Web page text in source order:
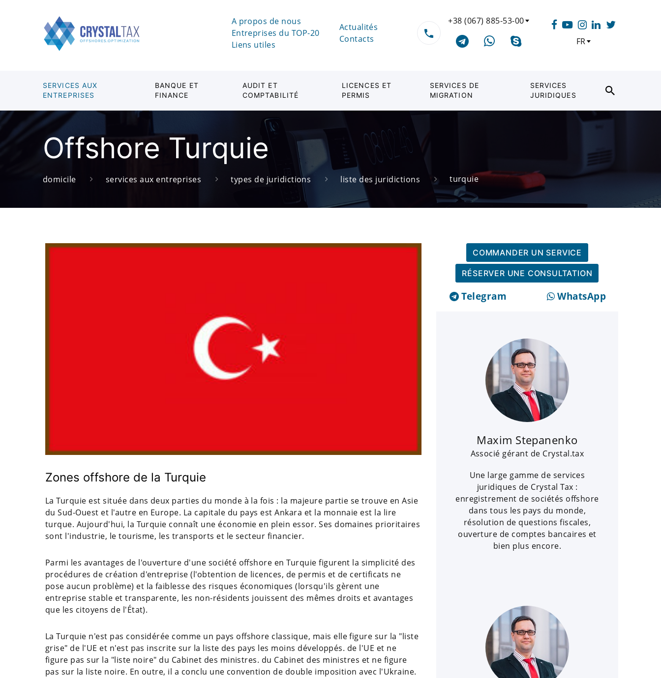
A propos de nous
Entreprises du TOP-20
Liens utiles
Actualités
Contacts
+38 (067) 885-53-00
FR
SERVICES AUX
ENTREPRISES
BANQUE ET
FINANCE
AUDIT ET
COMPTABILITÉ
LICENCES ET
PERMIS
SERVICES DE
MIGRATION
SERVICES
JURIDIQUES
Offshore Turquie
domicile services aux entreprises types de juridictions liste des juridictions turquie
Zones offshore de la Turquie
La Turquie est située dans deux parties du monde à la fois : la majeure partie se trouve en Asie
du Sud-Ouest et l'autre en Europe. La capitale du pays est Ankara et la monnaie est la lire
turque. Aujourd'hui, la Turquie connaît une économie en plein essor. Ses domaines prioritaires
sont l'industrie, le tourisme, les transports et le secteur financier.
Parmi les avantages de l'ouverture d'une société offshore en Turquie figurent la simplicité des
procédures de création d'entreprise (l'obtention de licences, de permis et de certificats ne
pose aucun problème) et la faiblesse des risques économiques (lorsqu'ils gèrent une
entreprise stable et transparente, les non-résidents jouissent des mêmes droits et avantages
que les citoyens de l'État).
La Turquie n'est pas considérée comme un pays offshore classique, mais elle figure sur la "liste
grise" de l'UE et n'est pas inscrite sur la liste des pays les moins développés. de l'UE et ne
figure pas sur la "liste noire" du Cabinet des ministres. du Cabinet des ministres et ne figure
pas sur la liste noire. En outre, il a conclu une convention de double imposition avec l'Ukraine.
COMMANDER UN SERVICE
RÉSERVER UNE CONSULTATION
Telegram WhatsApp
Maxim Stepanenko
Associé gérant de Crystal.tax
Une large gamme de services
juridiques de Crystal Tax :
enregistrement de sociétés offshore
dans tous les pays du monde,
résolution de questions fiscales,
ouverture de comptes bancaires et
bien plus encore.